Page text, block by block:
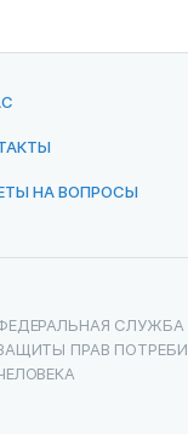
НА ВОПРОСЫ
ПРАВ